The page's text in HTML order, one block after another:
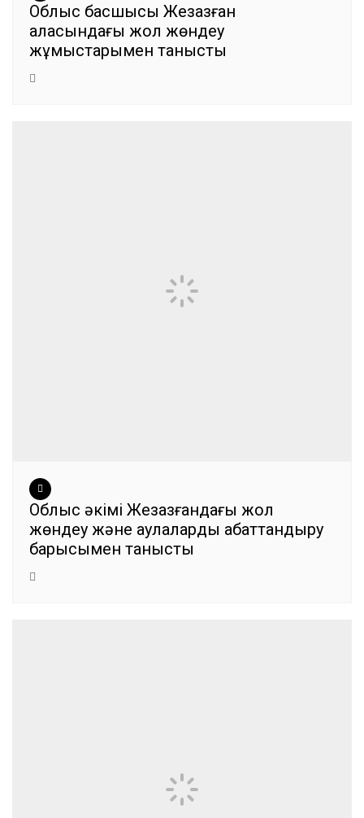
Облыс басшысы Жезқазған
қаласындағы жол жөндеу
жұмыстарымен танысты
Облыс әкімі Жезқазғандағы жол
жөндеу және аулаларды абаттандыру
барысымен танысты